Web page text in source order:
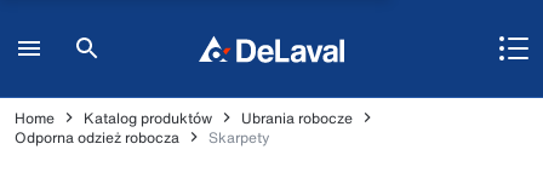
Home Katalog produktów
Ubrania robocze
Odporna odzież robocza
Skarpety